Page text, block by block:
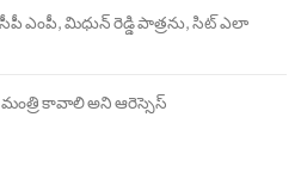
ఎంపీ, మిధున్ రెడ్డి పాత్రను, సిట్ ఎలా
కావాలి అని ఆరెస్సెస్‌